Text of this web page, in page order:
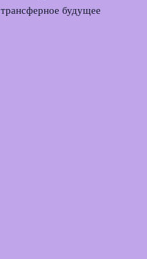
трансферное будущее